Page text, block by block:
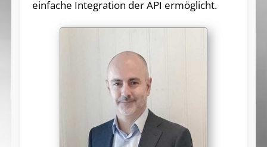
einfache Integration der API ermöglicht.